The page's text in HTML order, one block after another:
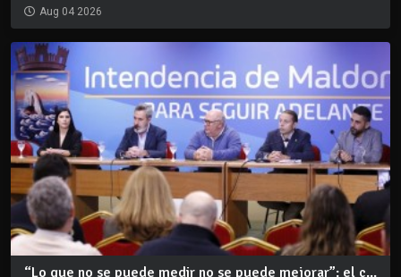
Aug 04 2026
“Lo que no se puede medir no se puede mejorar”: el c...